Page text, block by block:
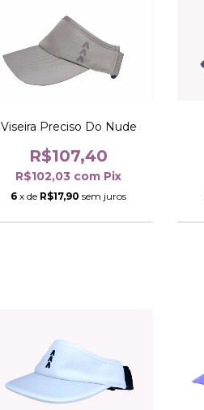
Viseira Preciso Do Nude
R$107,40
R$102,03 com Pix
6 x de R$17,90 sem juros